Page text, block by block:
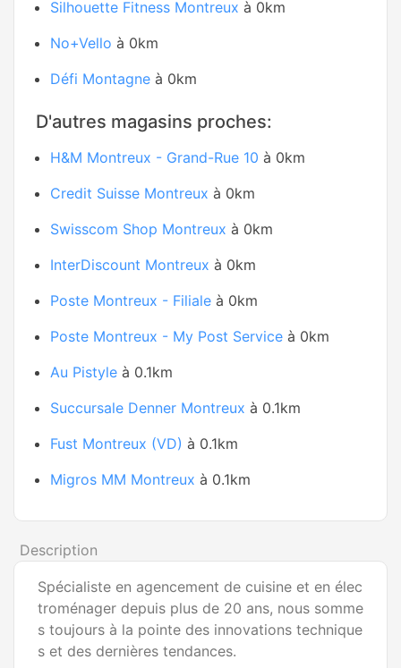
Silhouette Fitness Montreux à 0km
No+Vello à 0km
Défi Montagne à 0km
D'autres magasins proches:
H&M Montreux - Grand-Rue 10 à 0km
Credit Suisse Montreux à 0km
Swisscom Shop Montreux à 0km
InterDiscount Montreux à 0km
Poste Montreux - Filiale à 0km
Poste Montreux - My Post Service à 0km
Au Pistyle à 0.1km
Succursale Denner Montreux à 0.1km
Fust Montreux (VD) à 0.1km
Migros MM Montreux à 0.1km
Description
Spécialiste en agencement de cuisine et en élec
troménager depuis plus de 20 ans, nous somme
s toujours à la pointe des innovations technique
s et des dernières tendances.